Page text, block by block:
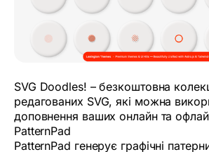
SVG Doodles! – безкоштовна
редагованих SVG, які можна
доповнення ваших онлайн та
PatternPad
PatternPad генерує графічні